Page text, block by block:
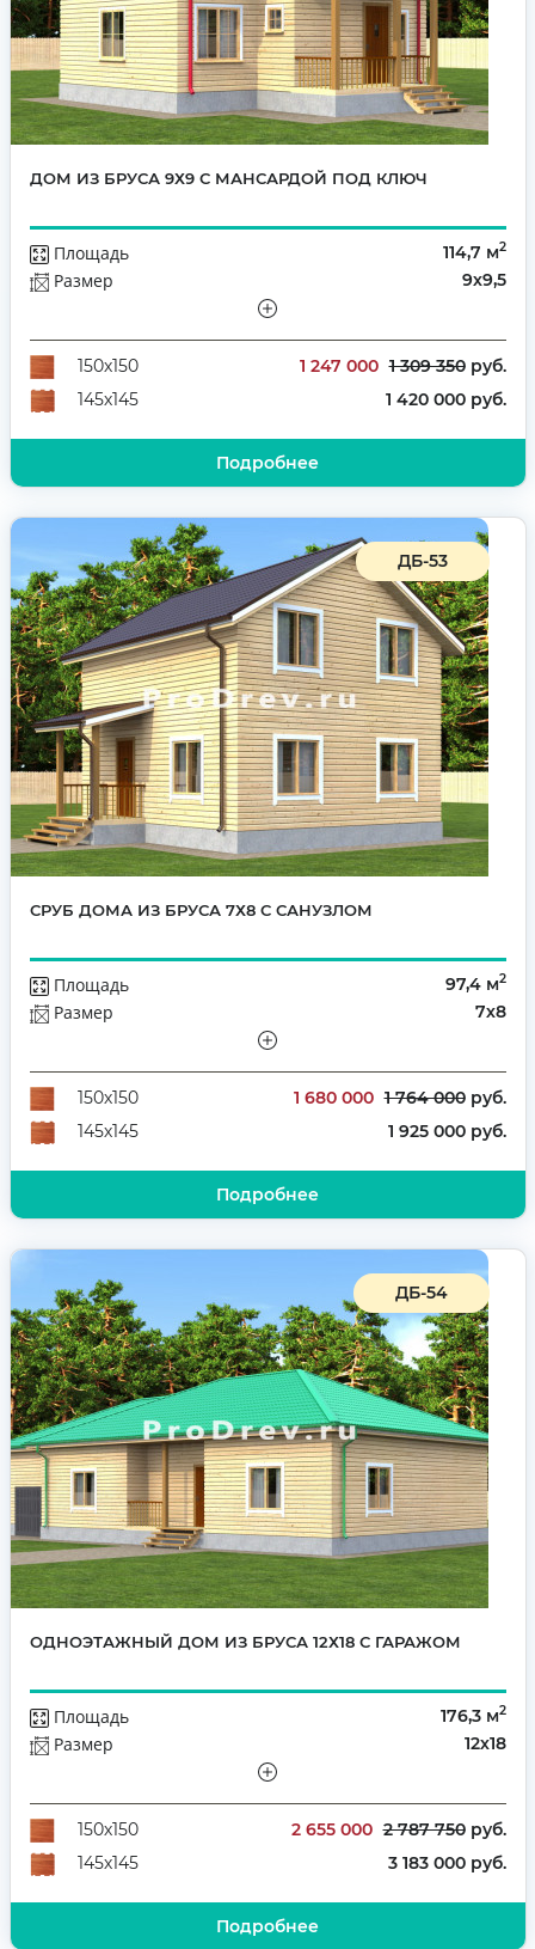
ДОМ ИЗ БРУСА 9Х9 С МАНСАРДОЙ ПОД КЛЮЧ
Площадь 114,7 м2
Размер 9х9,5
Количество комнат
3
150х150
1 247 000 1 309 350руб.
145х145
1 420 000 руб.
Подробнее
ДБ-53
СРУБ ДОМА ИЗ БРУСА 7Х8 С САНУЗЛОМ
Площадь 97,4 м2
Размер 7х8
Количество комнат
5
популярный дом для круглогодичного проживания
150х150 1 680 000 1 764 000руб.
145х145
1 925 000 руб.
Подробнее
ДБ-54
ОДНОЭТАЖНЫЙ ДОМ ИЗ БРУСА 12Х18 С ГАРАЖОМ
Площадь 176,3 м2
Размер 12х18
Количество комнат
3
150х150
2 655 000 2 787 750руб.
145х145
3 183 000 руб.
Подробнее